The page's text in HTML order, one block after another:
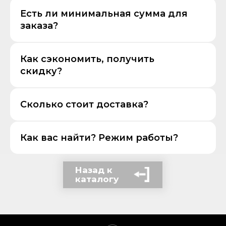
Есть ли минимальная сумма для
заказа?
Как сэкономить, получить
скидку?
Сколько стоит доставка?
Как вас найти? Режим работы?
Назад к
каталогу